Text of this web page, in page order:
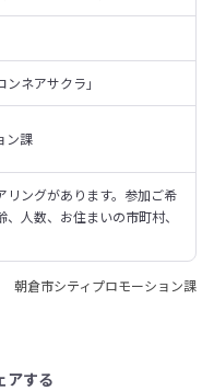
ネアサクラ」
ン課
リングがあります。参加ご希
人数、お住まいの市町村、
朝倉市シティプロモーション課
アする